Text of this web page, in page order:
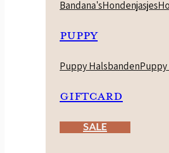
Bandana'sHondenjasjes
PUPPY
Puppy Halsbanden
GIFTCARD
SALE